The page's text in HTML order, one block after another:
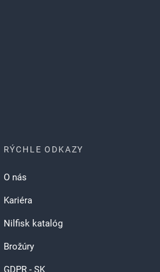
RÝCHLE ODKAZY
O nás
Kariéra
Nilfisk katalóg
Brožúry